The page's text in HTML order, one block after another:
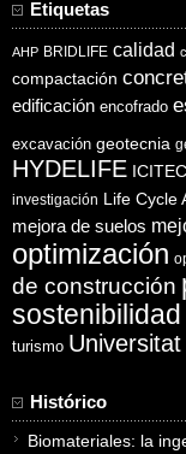
Etiquetas
AHP BRIDLIFE calidad
compactación
edificación encofrado
excavación geotecnia
HYDELIFE
investigación Life Cycle
mejora de suelos
optimización
de construcción
sostenibilidad
turismo
Histórico
Biomateriales: la